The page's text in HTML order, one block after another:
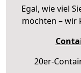
Egal, wie viel
möchten – wir
20er-